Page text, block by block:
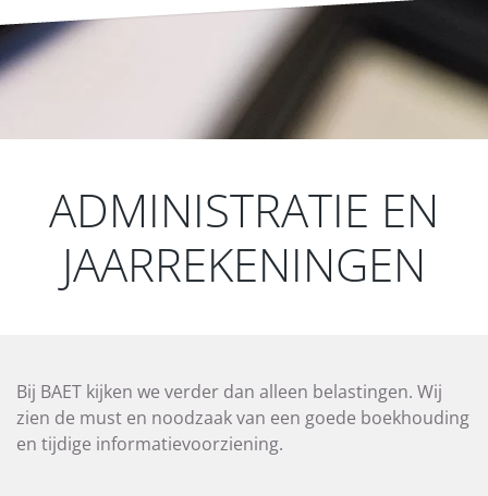
ADMINISTRATIE EN
JAARREKENINGEN
Bij BAET kijken we verder dan alleen belastingen. Wij
zien de must en noodzaak van een goede boekhouding
en tijdige informatievoorziening.